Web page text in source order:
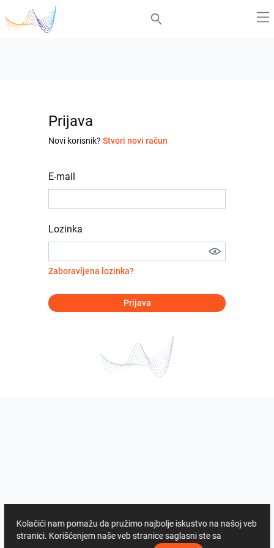
Prijava
Novi korisnik? Stvori novi račun
E-mail
Lozinka
Zaboravljena lozinka?
Prijava
Kolačići nam pomažu da pružimo najbolje iskustvo na našoj veb
stranici. Korišćenjem naše veb stranice saglasni ste sa